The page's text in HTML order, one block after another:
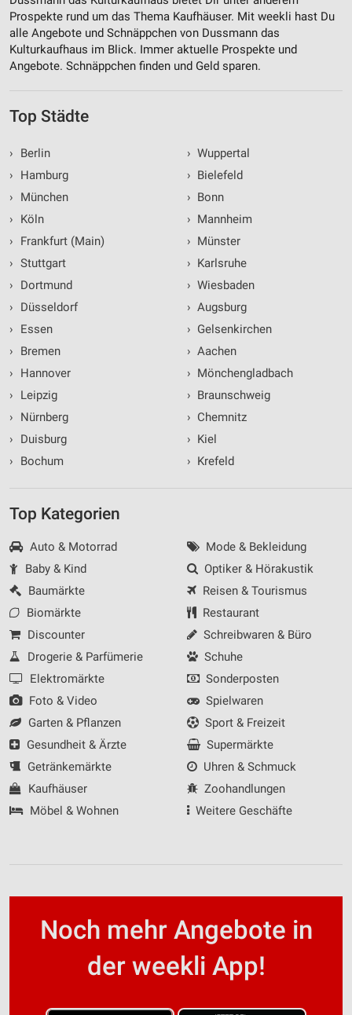
Prospekte rund um das Thema Kaufhäuser. Mit weekli hast Du
alle Angebote und Schnäppchen von Dussmann das
Kulturkaufhaus im Blick. Immer aktuelle Prospekte und
Angebote. Schnäppchen finden und Geld sparen.
Top Städte
›
Berlin
›
Hamburg
›
München
›
Köln
›
Frankfurt (Main)
› Stuttgart
›
Dortmund
›
Düsseldorf
›
Essen
›
Bremen
›
Hannover
›
Leipzig
›
Nürnberg
›
Duisburg
›
Bochum
› Wuppertal
› Bielefeld
› Bonn
› Mannheim
› Münster
› Karlsruhe
› Wiesbaden
› Augsburg
› Gelsenkirchen
› Aachen
› Mönchengladbach
› Braunschweig
› Chemnitz
› Kiel
› Krefeld
Top Kategorien
Auto & Motorrad
Baby & Kind
Baumärkte
Biomärkte
Discounter
Drogerie & Parfümerie
Elektromärkte
Foto & Video
Garten & Pflanzen
Gesundheit & Ärzte
Getränkemärkte
Kaufhäuser
Möbel & Wohnen
Mode & Bekleidung
Optiker & Hörakustik
Reisen & Tourismus
Restaurant
Schreibwaren & Büro
Schuhe
Sonderposten
Spielwaren
Sport & Freizeit
Supermärkte
Uhren & Schmuck
Zoohandlungen
Weitere Geschäfte
Noch mehr Angebote in
der weekli App!
Erstellung von Profilen zur Personalisierung
von Inhalten
Verwendung von Profilen zur Auswahl
personalisierter Inhalte
Messung der Performance von Inhalten
Analyse von Zielgruppen durch Statistiken oder
Kombinationen von Daten aus verschiedenen
Entwicklung und Verbesserung der Angebote
Verwendung reduzierter Daten zur Auswahl von
Inhalten
IAB-Besonderheiten:
Geräte anhand von aktiv angeforderten
Notwendig
Performance
Werbung